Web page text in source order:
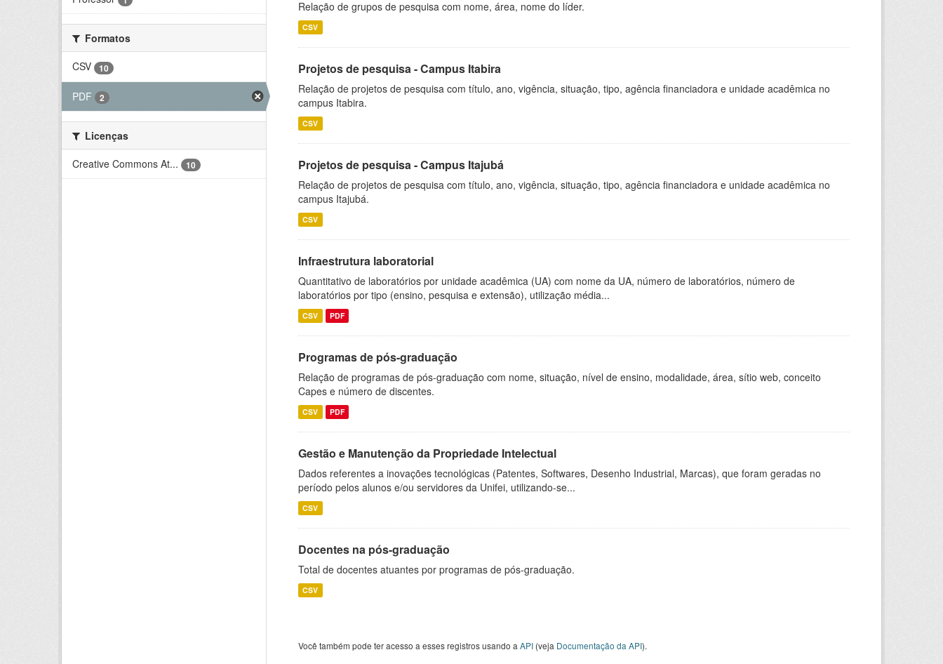
Formatos
CSV
10
PDF 2
Licenças
Creative Commons At...
10
Relação de grupos de pesquisa com nome, área, nome do líder.
CSV
Projetos de pesquisa - Campus Itabira
Relação de projetos de pesquisa com título, ano, vigência, situação, tipo, agência financiadora e unidade acadêmica no
campus Itabira.
CSV
Projetos de pesquisa - Campus Itajubá
Relação de projetos de pesquisa com título, ano, vigência, situação, tipo, agência financiadora e unidade acadêmica no
campus Itajubá.
CSV
Infraestrutura laboratorial
Quantitativo de laboratórios por unidade acadêmica (UA) com nome da UA, número de laboratórios, número de
laboratórios por tipo (ensino, pesquisa e extensão), utilização média...
CSV PDF
Programas de pós-graduação
Relação de programas de pós-graduação com nome, situação, nível de ensino, modalidade, área, sítio web, conceito
Capes e número de discentes.
CSV PDF
Gestão e Manutenção da Propriedade Intelectual
Dados referentes a inovações tecnológicas (Patentes, Softwares, Desenho Industrial, Marcas), que foram geradas no
período pelos alunos e/ou servidores da Unifei, utilizando-se...
CSV
Docentes na pós-graduação
Total de docentes atuantes por programas de pós-graduação.
CSV
Você também pode ter acesso a esses registros usando a API (veja Documentação da API).